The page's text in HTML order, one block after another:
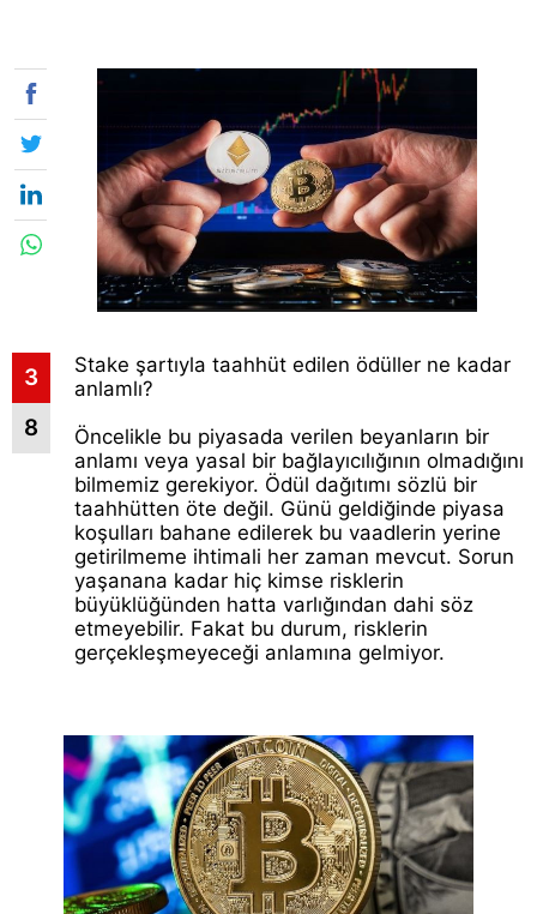
3
8
Stake şartıyla taahhüt edilen ödüller ne kadar
anlamlı?
Öncelikle bu piyasada verilen beyanların bir
anlamı veya yasal bir bağlayıcılığının olmadığını
bilmemiz gerekiyor. Ödül dağıtımı sözlü bir
taahhütten öte değil. Günü geldiğinde piyasa
koşulları bahane edilerek bu vaadlerin yerine
getirilmeme ihtimali her zaman mevcut. Sorun
yaşanana kadar hiç kimse risklerin
büyüklüğünden hatta varlığından dahi söz
etmeyebilir. Fakat bu durum, risklerin
gerçekleşmeyeceği anlamına gelmiyor.